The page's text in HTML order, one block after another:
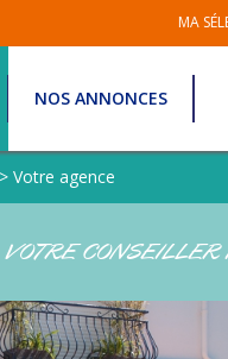
MA
NOS ANNONCES
> Votre agence
VOTRE CONSEILLER